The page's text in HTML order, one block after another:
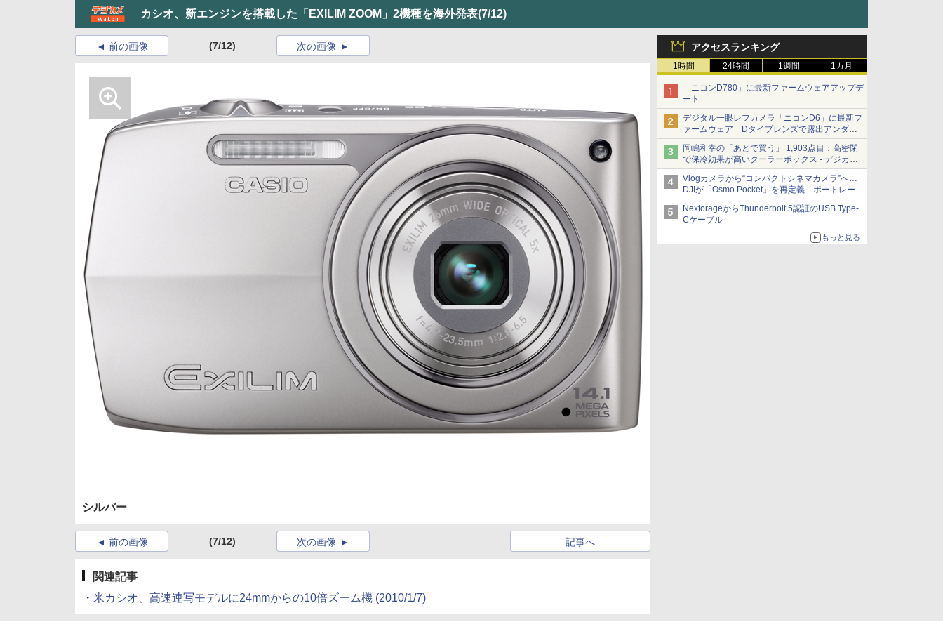
カシオ、新エンジンを搭載した「EXILIM ZOOM」2機種を海外発表(7/12)
アクセスランキング
1時間 24時間 1週間 1カ月
「ニコンD780」に最新ファームウェアアップデ
ート
デジタル一眼レフカメラ「ニコンD6」に最新フ
ァームウェア Dタイプレンズで露出アンダー
になる現象の修正など
岡嶋和幸の「あとで買う」 1,903点目：高密閉
で保冷効果が高いクーラーボックス - デジカメ
Watch
Vlogカメラから“コンパクトシネマカメラ”へ…
DJIが「Osmo Pocket」を再定義 ポートレート
重視の映像設計に
NextorageからThunderbolt 5認証のUSB Type-
Cケーブル
もっと見る
前の画像 (7/12) 次の画像
シルバー
前の画像 (7/12) 記事へ
次の画像
関連記事
・ 米カシオ、高速連写モデルに24mmからの10倍ズーム機 (2010/1/7)